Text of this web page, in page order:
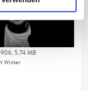
5.74 MB
Winter